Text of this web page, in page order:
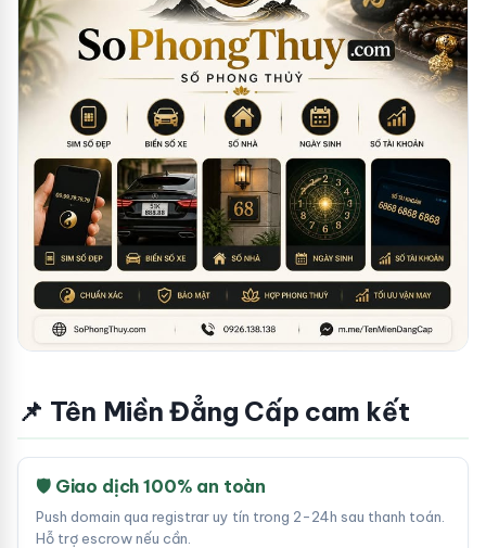
📌 Tên Miền Đẳng Cấp cam kết
🛡 Giao dịch 100% an toàn
Push domain qua registrar uy tín trong 2-24h sau thanh toán.
Hỗ trợ escrow nếu cần.